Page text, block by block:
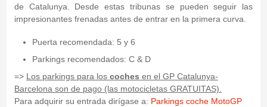
de Catalunya. Desde estas tribunas se pueden seguir las
impresionantes frenadas antes de entrar en la primera curva.
Puerta recomendada: 5 y 6
Parkings recomendados: C & D
=> Los parkings para los coches en el GP Catalunya-
Barcelona son de pago (las motocicletas GRATUITAS).
Para adquirir su entrada dirígase a: Parkings coche MotoGP